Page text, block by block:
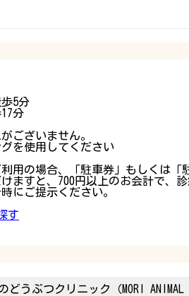
5分
分
ございません。
を使用してください
用の場合、「駐車券」もしくは「
ますと、700円以上のお会計で、診
にご提示ください。
す
どうぶつクリニック（MORI ANIMAL